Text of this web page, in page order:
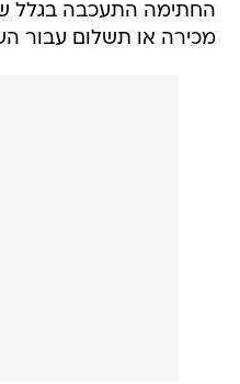
החתימה התעכבה בגלל
מכירה או תשלום עבור